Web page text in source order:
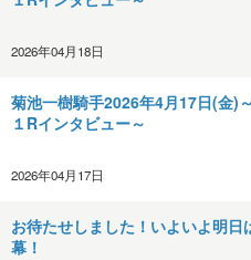
2026年04月18日
菊池一樹騎手2026年4月17日(金)
１Rインタビュー～
2026年04月17日
お待たせしました！いよいよ明日
幕！